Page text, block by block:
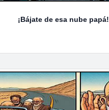
¡Bájate de esa nube papá!